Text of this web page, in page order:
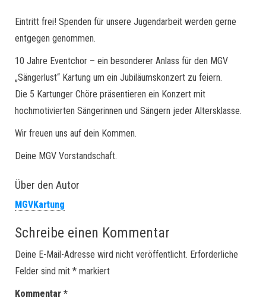
Eintritt frei! Spenden für unsere Jugendarbeit werden gerne
entgegen genommen.
10 Jahre Eventchor – ein besonderer Anlass für den MGV
„Sängerlust“ Kartung um ein Jubiläumskonzert zu feiern.
Die 5 Kartunger Chöre präsentieren ein Konzert mit
hochmotivierten Sängerinnen und Sängern jeder Altersklasse.
Wir freuen uns auf dein Kommen.
Deine MGV Vorstandschaft.
Über den Autor
MGVKartung
Schreibe einen Kommentar
Deine E-Mail-Adresse wird nicht veröffentlicht. Erforderliche
Felder sind mit * markiert
Kommentar *